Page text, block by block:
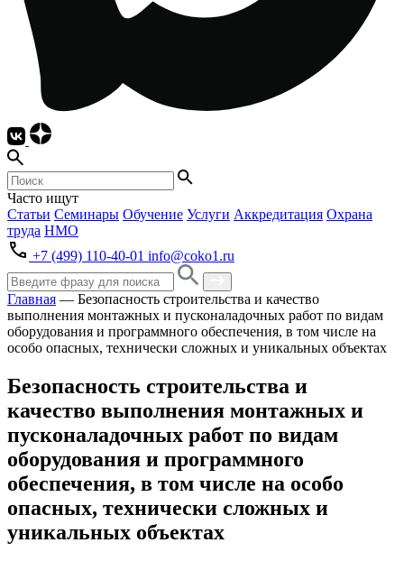
Часто ищут
Статьи Семинары Обучение Услуги Аккредитация Охрана
труда НМО
+7 (499) 110-40-01 info@coko1.ru
Главная — Безопасность строительства и качество
выполнения монтажных и пусконаладочных работ по видам
оборудования и программного обеспечения, в том числе на
особо опасных, технически сложных и уникальных объектах
Безопасность строительства и
качество выполнения монтажных и
пусконаладочных работ по видам
оборудования и программного
обеспечения, в том числе на особо
опасных, технически сложных и
уникальных объектах